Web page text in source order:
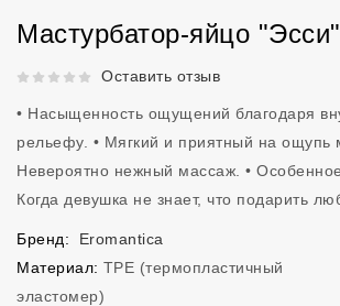
Мастурбатор-яйцо "Эсси"
Рейтинг 5 из 5.Оставить отзыв
• Насыщенность ощущений благодаря
рельефу. • Мягкий и приятный на ощупь
Невероятно нежный массаж. • Особенное
Когда девушка не знает, что подарить
Бренд:
Eromantica
Материал: TPE (термопластичный
эластомер)